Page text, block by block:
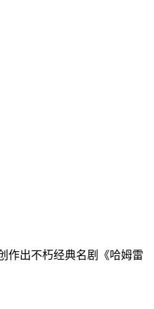
作出不朽经典名剧《哈姆雷